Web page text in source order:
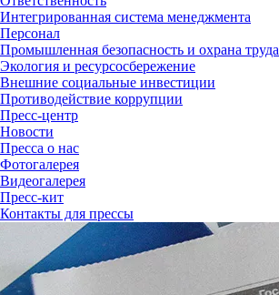
Интегрированная система менеджмента
Персонал
Промышленная безопасность и охрана труда
Экология и ресурсосбережение
Внешние социальные инвестиции
Противодействие коррупции
Пресс-центр
Новости
Пресса о нас
Фотогалерея
Видеогалерея
Пресс-кит
Контакты для прессы